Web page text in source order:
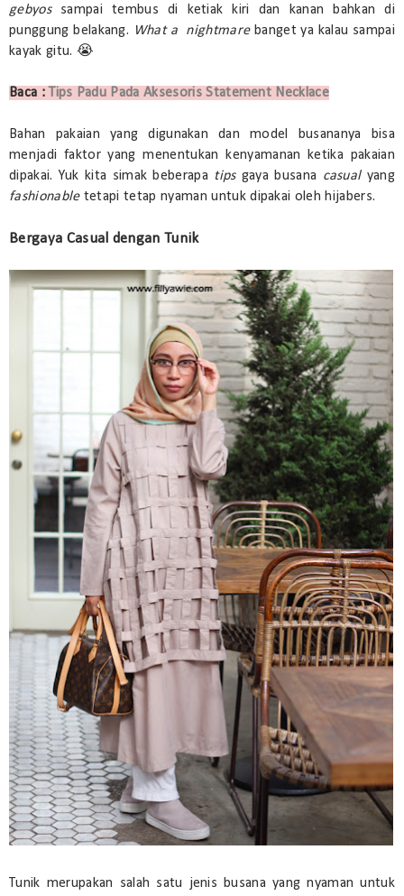
gebyossampai tembus di ketiak kiri dan kanan bahkan di
punggung belakang. What a nightmarebanget ya kalau sampai
kayak gitu. 😭
Baca : Tips Padu Pada Aksesoris Statement Necklace
Bahan pakaian yang digunakan dan model busananya bisa
menjadi faktor yang menentukan kenyamanan ketika pakaian
dipakai. Yuk kita simak beberapa tips gaya busana casual yang
fashionable tetapi tetap nyaman untuk dipakai oleh hijabers.
Bergaya Casual dengan Tunik
Tunik merupakan salah satu jenis busana yang nyaman untuk